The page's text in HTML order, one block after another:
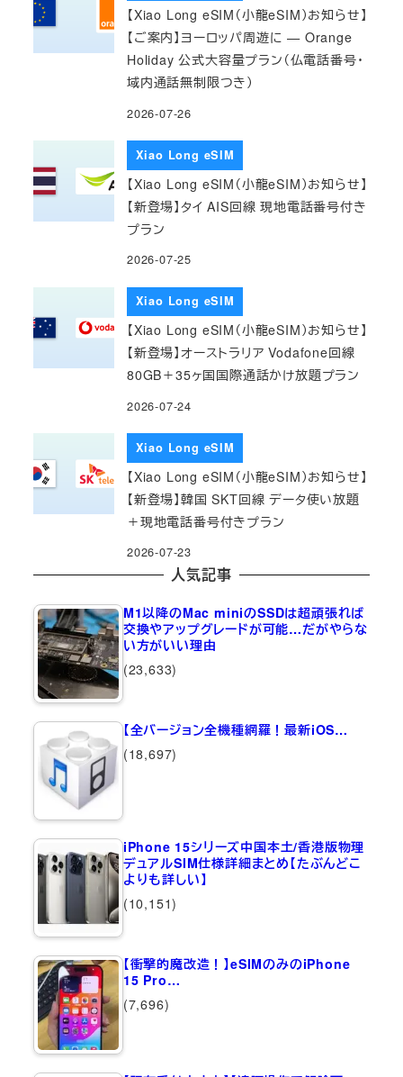
【Xiao Long eSIM（小龍eSIM）お知らせ】
【ご案内】ヨーロッパ周遊に — Orange
Holiday 公式大容量プラン（仏電話番号・
域内通話無制限つき）
2026-07-26
Xiao Long eSIM
【Xiao Long eSIM（小龍eSIM）お知らせ】
【新登場】タイ AIS回線 現地電話番号付き
プラン
2026-07-25
Xiao Long eSIM
【Xiao Long eSIM（小龍eSIM）お知らせ】
【新登場】オーストラリア Vodafone回線
80GB＋35ヶ国国際通話かけ放題プラン
2026-07-24
Xiao Long eSIM
【Xiao Long eSIM（小龍eSIM）お知らせ】
【新登場】韓国 SKT回線 データ使い放題
＋現地電話番号付きプラン
2026-07-23
人気記事
M1以降のMac miniのSSDは超頑張れば
交換やアップグレードが可能…だがやらな
い方がいい理由
(23,633)
【全バージョン全機種網羅！最新iOS…
(18,697)
iPhone 15シリーズ中国本土/香港版物理
デュアルSIM仕様詳細まとめ【たぶんどこ
よりも詳しい】
(10,151)
【衝撃的魔改造！】eSIMのみのiPhone
15 Pro…
(7,696)